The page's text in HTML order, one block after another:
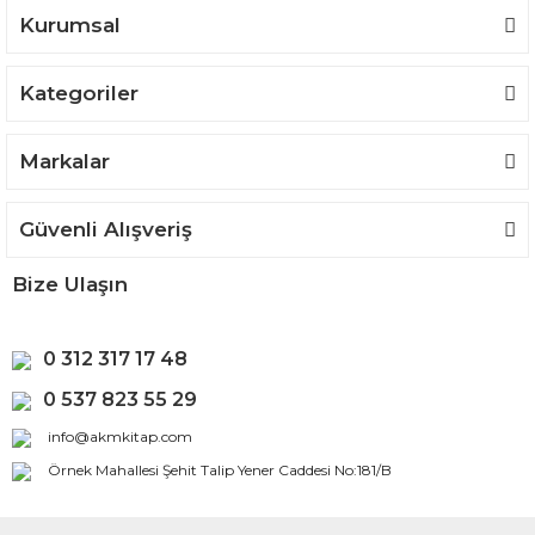
Kurumsal
Kategoriler
Markalar
Güvenli Alışveriş
Bize Ulaşın
0 312 317 17 48
0 537 823 55 29
info@akmkitap.com
Örnek Mahallesi Şehit Talip Yener Caddesi No:181/B